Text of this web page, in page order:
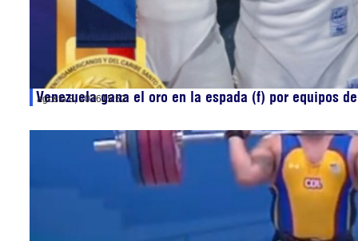
Venezuela gana el oro en la espada (f) por equipos
agosto 8, 202615:52